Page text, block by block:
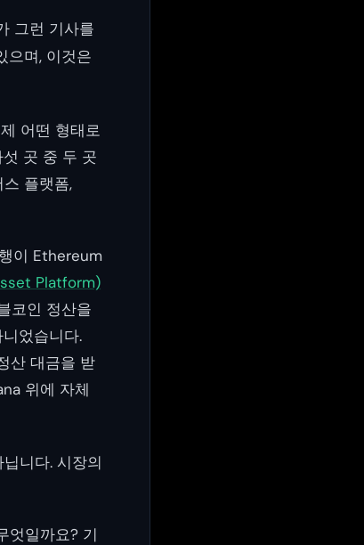
그런 기사를
으며, 이것은
어떤 형태로
곳 중 두 곳
플랫폼,
이 Ethereum
Platform)
코인 정산을
었습니다.
산 대금을 받
위에 자체
니다. 시장의
엇일까요? 기